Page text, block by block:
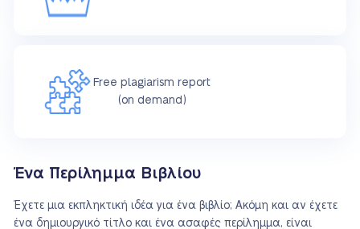
Free plagiarism report
(on demand)
Ένα Περίλημμα Βιβλίου
Έχετε μια εκπληκτική ιδέα για ένα βιβλίο; Ακόμη και αν έχετε
ένα δημιουργικό τίτλο και ένα ασαφές περίλημμα, είναι